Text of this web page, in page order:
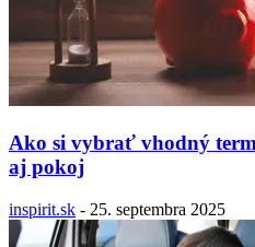
Ako si vybrať vhodný
aj pokoj
inspirit.sk - 25. septembra 2025